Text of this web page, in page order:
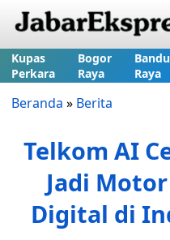
Kupas
Perkara
Bogor
Raya
Raya
Beranda » Berita
Telkom AI
Jadi
Digital di